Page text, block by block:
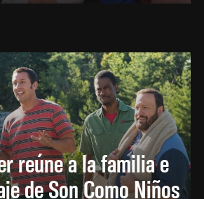
reúne a la familia e
de Son Como Niños